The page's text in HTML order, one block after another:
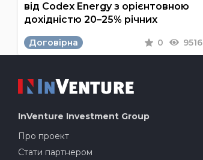
від Codex Energy з орієнтовною
дохідністю 20–25% річних
Договірна 0 9516
InVenture Investment Group
Про проект
Стати партнером